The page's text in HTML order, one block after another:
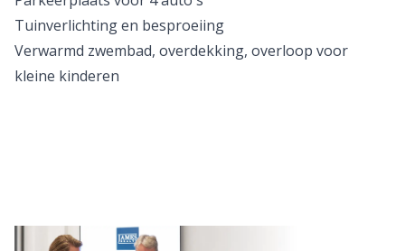
Tuinverlichting en besproeiing
Verwarmd zwembad, overdekking, overloop voor
kleine kinderen